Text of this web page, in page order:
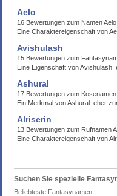
Aelo
16 Bewertungen zum Namen Aelo
Eine Charaktereigenschaft von
Avishulash
15 Bewertungen zum
Eine Eigenschaft von Avishulash:
Ashural
17 Bewertungen zum
Ein Merkmal von Ashural: eher
Alriserin
13 Bewertungen zum Rufnamen
Eine Charaktereigenschaft von
Suchen Sie spezielle
Beliebteste Fantasynamen